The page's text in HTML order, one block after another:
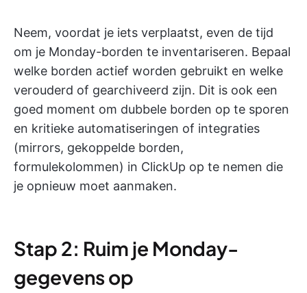
Neem, voordat je iets verplaatst, even de tijd
om je Monday-borden te inventariseren. Bepaal
welke borden actief worden gebruikt en welke
verouderd of gearchiveerd zijn. Dit is ook een
goed moment om dubbele borden op te sporen
en kritieke automatiseringen of integraties
(mirrors, gekoppelde borden,
formulekolommen) in ClickUp op te nemen die
je opnieuw moet aanmaken.
Stap 2: Ruim je Monday-
gegevens op